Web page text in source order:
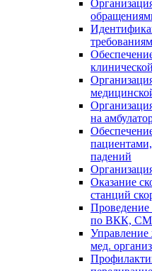
на
падений
Оказание
станций
Проведение
по ВКК,
Управление
мед.